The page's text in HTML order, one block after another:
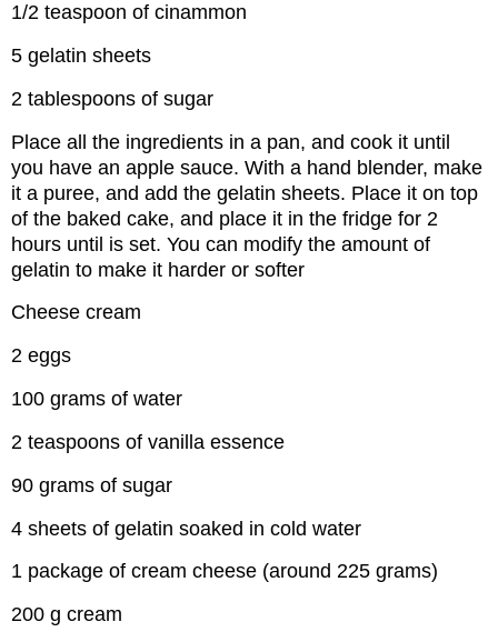
1/2 teaspoon of cinammon
5 gelatin sheets
2 tablespoons of sugar
Place all the ingredients in a pan, and cook it until
you have an apple sauce. With a hand blender, make
it a puree, and add the gelatin sheets. Place it on top
of the baked cake, and place it in the fridge for 2
hours until is set. You can modify the amount of
gelatin to make it harder or softer
Cheese cream
2 eggs
100 grams of water
2 teaspoons of vanilla essence
90 grams of sugar
4 sheets of gelatin soaked in cold water
1 package of cream cheese (around 225 grams)
200 g cream